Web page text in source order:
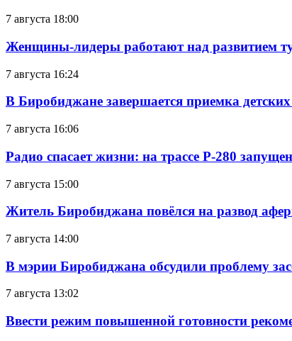
7 августа 18:00
Женщины-лидеры работают над развитием
7 августа 16:24
В Биробиджане завершается приемка
7 августа 16:06
Радио спасает жизни: на трассе Р-280
7 августа 15:00
Житель Биробиджана повёлся на развод
7 августа 14:00
В мэрии Биробиджана обсудили проблему
7 августа 13:02
Ввести режим повышенной готовности